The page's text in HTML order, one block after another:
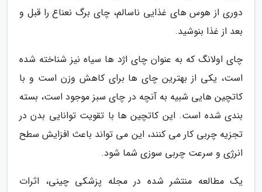
دوری از هوس های غذایی ناسالم، چای برگ نعناع را قبل و
بعد از غذا بنوشید.
چای اولانگ که به عنوان چای اژد ها سیاه نیز شناخته شده
است، یکی از بهترین چای ها برای کاهش وزن است و با
کاتچین هایی شبیه به آنچه در چای سبز موجود است، بسته
بندی شده است. این کاتچین ها با تقویت توانایی بدن در
تجزیه چربی کار می کنند، این می تواند باعث افزایش سطح
انرژی و سرعت چربی سوزی شما شود.
یک مطالعه منتشر شده در مجله پزشکی چینی، اثرات